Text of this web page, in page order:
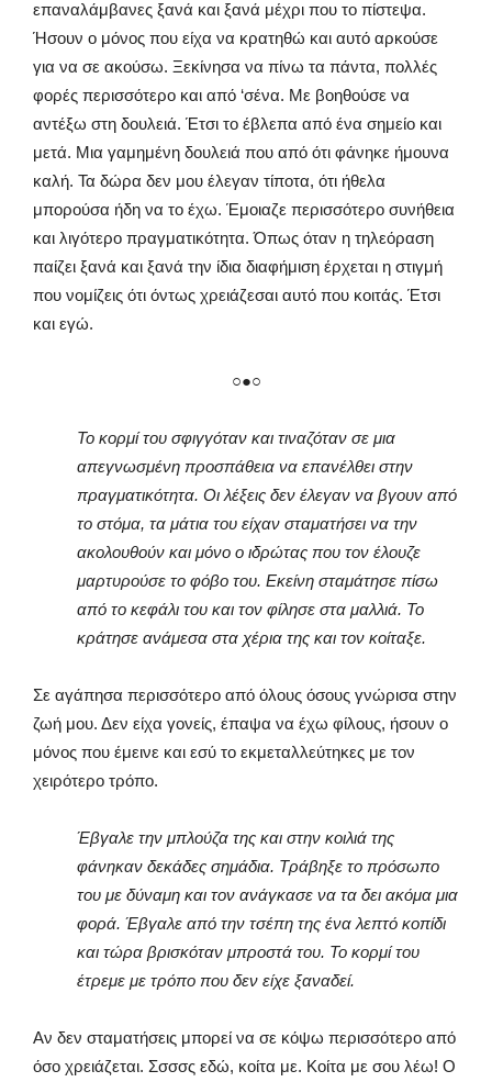
επαναλάμβανες ξανά και ξανά μέχρι που το πίστεψα.
Ήσουν ο μόνος που είχα να κρατηθώ και αυτό αρκούσε
για να σε ακούσω. Ξεκίνησα να πίνω τα πάντα, πολλές
φορές περισσότερο και από ‘σένα. Με βοηθούσε να
αντέξω στη δουλειά. Έτσι το έβλεπα από ένα σημείο και
μετά. Μια γαμημένη δουλειά που από ότι φάνηκε ήμουνα
καλή. Τα δώρα δεν μου έλεγαν τίποτα, ότι ήθελα
μπορούσα ήδη να το έχω. Έμοιαζε περισσότερο συνήθεια
και λιγότερο πραγματικότητα. Όπως όταν η τηλεόραση
παίζει ξανά και ξανά την ίδια διαφήμιση έρχεται η στιγμή
που νομίζεις ότι όντως χρειάζεσαι αυτό που κοιτάς. Έτσι
και εγώ.
○●○
Το κορμί του σφιγγόταν και τιναζόταν σε μια
απεγνωσμένη προσπάθεια να επανέλθει στην
πραγματικότητα. Οι λέξεις δεν έλεγαν να βγουν από
το στόμα, τα μάτια του είχαν σταματήσει να την
ακολουθούν και μόνο ο ιδρώτας που τον έλουζε
μαρτυρούσε το φόβο του. Εκείνη σταμάτησε πίσω
από το κεφάλι του και τον φίλησε στα μαλλιά. Το
κράτησε ανάμεσα στα χέρια της και τον κοίταξε.
Σε αγάπησα περισσότερο από όλους όσους γνώρισα στην
ζωή μου. Δεν είχα γονείς, έπαψα να έχω φίλους, ήσουν ο
μόνος που έμεινε και εσύ το εκμεταλλεύτηκες με τον
χειρότερο τρόπο.
Έβγαλε την μπλούζα της και στην κοιλιά της
φάνηκαν δεκάδες σημάδια. Τράβηξε το πρόσωπο
του με δύναμη και τον ανάγκασε να τα δει ακόμα μια
φορά. Έβγαλε από την τσέπη της ένα λεπτό κοπίδι
και τώρα βρισκόταν μπροστά του. Το κορμί του
έτρεμε με τρόπο που δεν είχε ξαναδεί.
Αν δεν σταματήσεις μπορεί να σε κόψω περισσότερο από
όσο χρειάζεται. Σσσσς εδώ, κοίτα με. Κοίτα με σου λέω! Ο